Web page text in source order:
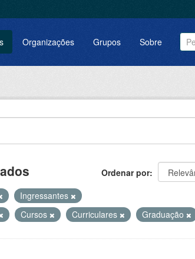
Organizações Grupos Sobre
Ordenar por
Ingressantes
Cursos Curriculares Graduação